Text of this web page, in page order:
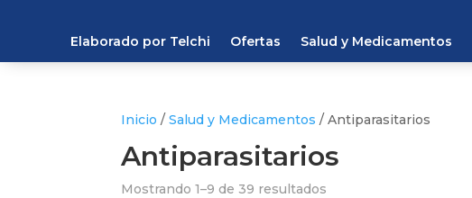
Elaborado por Telchi Ofertas Salud y Medicamentos
Inicio /Salud y Medicamentos / Antiparasitarios
Antiparasitarios
Mostrando 1–9 de 39 resultados